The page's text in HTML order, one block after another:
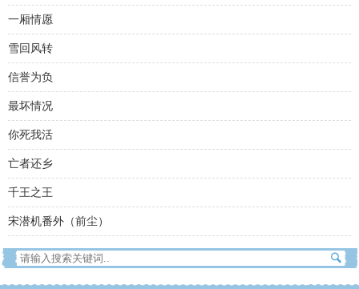
一厢情愿
雪回风转
信誉为负
最坏情况
你死我活
亡者还乡
千王之王
宋潜机番外（前尘）